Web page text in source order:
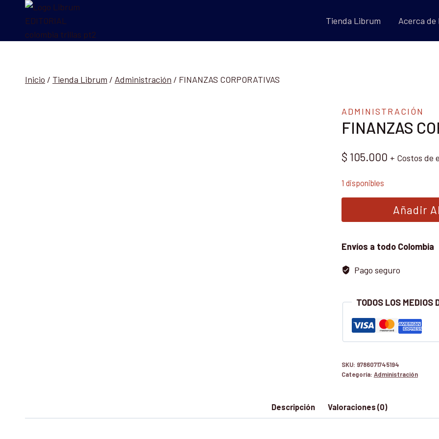
contenido
Tienda Librum Acerca de
Inicio / Tienda Librum / Administración / FINANZAS CORPORATIVAS
ADMINISTRACIÓN
FINANZAS
$ 105.000 + Costos de
1 disponibles
CORPORATIVAS
Añadir
Envíos a todo Colombia
Pago seguro
TODOS LOS MEDIOS
SKU: 9786071745194
Categoría: Administración
Descripción Valoraciones (0)